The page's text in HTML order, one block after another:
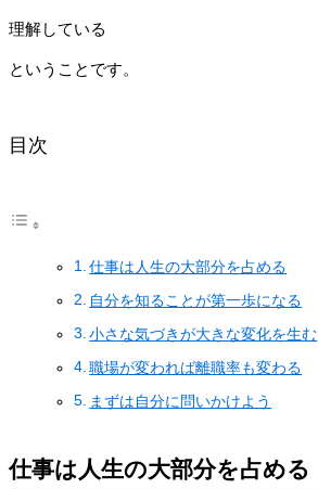
理解している
ということです。
目次
仕事は人生の大部分を占める
自分を知ることが第一歩になる
小さな気づきが大きな変化を生む
職場が変われば離職率も変わる
まずは自分に問いかけよう
仕事は人生の大部分を占める